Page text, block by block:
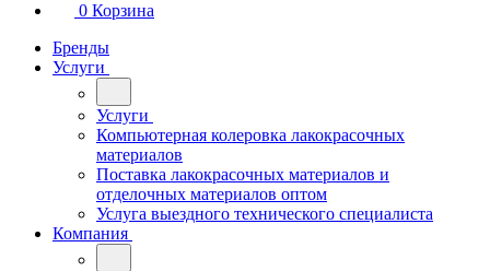
0 Корзина
Бренды
Услуги
Услуги
Компьютерная колеровка лакокрасочных
материалов
Поставка лакокрасочных материалов и
отделочных материалов оптом
Услуга выездного технического специалиста
Компания